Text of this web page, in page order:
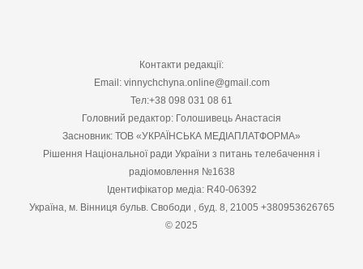
Контакти редакції:
Email: vinnychchyna.online@gmail.com
Тел:+38 098 031 08 61
Головний редактор: Голошивець Анастасія
Засновник: ТОВ «УКРАЇНСЬКА МЕДІАПЛАТФОРМА»
Рішення Національної ради України з питань телебачення і
радіомовлення №1638
Ідентифікатор медіа: R40-06392
Україна, м. Вінниця бульв. Свободи , буд. 8, 21005 +380953626765
© 2025